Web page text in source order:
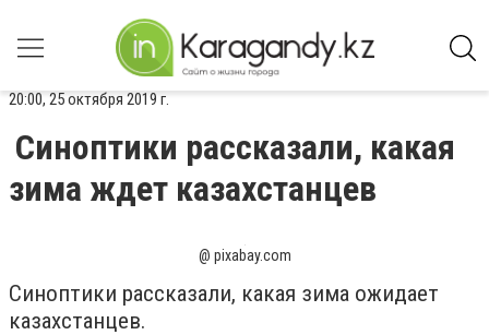
20:00, 25 октября 2019 г.
Синоптики рассказали, какая
зима ждет казахстанцев
@ pixabay.com
Синоптики рассказали, какая зима ожидает
казахстанцев.